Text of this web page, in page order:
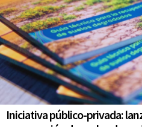
Iniciativa público-privada: